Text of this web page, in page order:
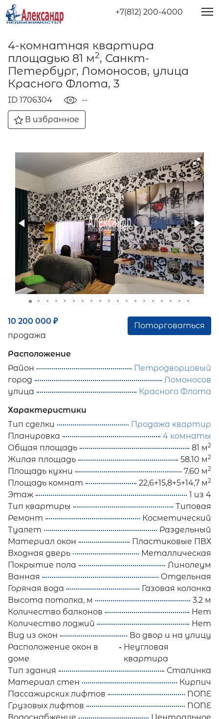
+7(812) 200-4000
4-комнатная квартира
площадью 81 м2, Санкт-
Петербург, Ломоносов, улица
Красного Флота, 3
ID 1706304 --
В избранное
10 200 000 ₽
продажа
Поторговаться
Расположение
Район
Петродворцовый
город
Ломоносов
улица
Красного Флота
Характеристики
Тип сделки
Продажа квартир
Планировка
4 комнаты
Общая площадь
81 м2
Жилая площадь 58.10 м2
Площадь кухни 7.60 м2
Площадь комнат 22,6+15,8+5+14,7 м2
Этаж
1 из 4
Тип квартиры
Типовая
Ремонт
Косметический
Туалет
Раздельный
Материал окон
Пластиковые ПВХ
Входная дверь
Металлическая
Покрытие пола
Линолеум
Ванная
Отдельная
Горячая вода
Газовая колонка
Высота потолка, м
3.2 м
Количество балконов
Нет
Количество лоджий
Нет
Вид из окон
Во двор и на улицу
Расположение окон в
доме
Неугловая
квартира
Тип здания
Сталинка
Материал стен
Кирпич
Пассажирских лифтов
NONE
Грузовых лифтов
NONE